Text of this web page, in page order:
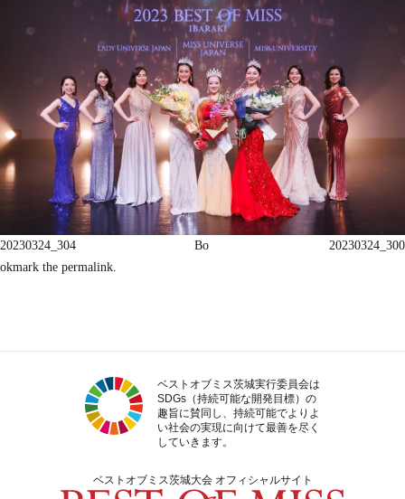
20230324_304 20230324_300
Bo
okmark the permalink.
ベストオブミス茨城実行委員会は
SDGs（持続可能な開発目標）の
趣旨に賛同し、持続可能でよりよ
い社会の実現に向けて最善を尽く
していきます。
ベストオブミス茨城大会 オフィシャルサイト